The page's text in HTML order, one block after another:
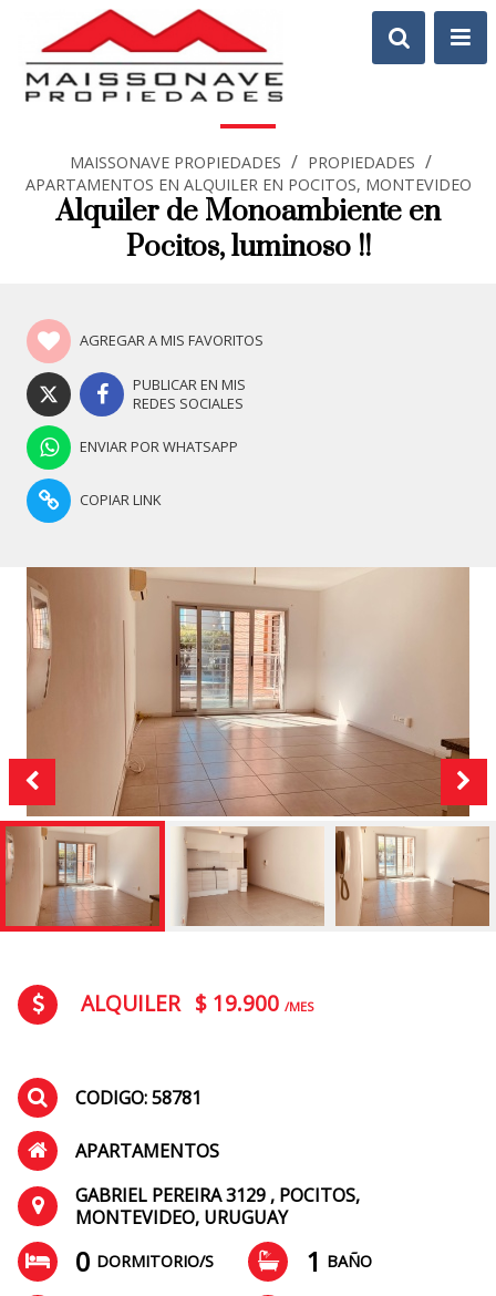
MAISSONAVE PROPIEDADES / PROPIEDADES /
APARTAMENTOS EN ALQUILER EN POCITOS, MONTEVIDEO
Alquiler de Monoambiente en
Pocitos, luminoso !!
AGREGAR A MIS FAVORITOS
PUBLICAR EN MIS
REDES SOCIALES
ENVIAR POR WHATSAPP
COPIAR LINK
ALQUILER $ 19.900 /MES
CODIGO: 58781
APARTAMENTOS
GABRIEL PEREIRA 3129 , POCITOS,
MONTEVIDEO, URUGUAY
0 DORMITORIO/S 1 BAÑO